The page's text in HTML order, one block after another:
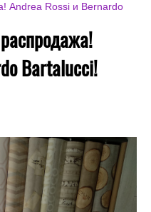
Andrea Rossi и Bernardo
Bartalucci!